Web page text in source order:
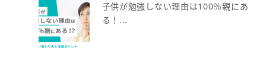
子供が勉強しない理由は100％親にあ
る！...